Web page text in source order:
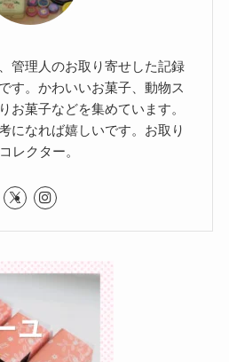
管理人のお取り寄せした記録
す。かわいいお菓子、動物ス
お菓子などを集めています。
になれば嬉しいです。お取り
レクター。